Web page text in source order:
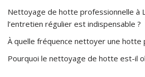
Nettoyage de hotte professionnelle à
l’entretien régulier est indispensable ?
À quelle fréquence nettoyer une hotte
Pourquoi le nettoyage de hotte est-il